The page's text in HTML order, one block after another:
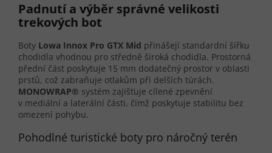
Padnutí a výběr správné velikosti
trekových bot
Boty Lowa Innox Pro GTX Mid přinášejí standardní šířku
chodidla vhodnou pro středně široká chodidla. Prostorná
přední část poskytuje 15 mm dodatečný prostor v oblasti
prstů, což zabraňuje otlakům při delších túrách.
MONOWRAP® systém zajišťuje cílené zpevnění
v mediální a laterální části, čímž poskytuje stabilitu bez
omezení pohybu.
Pohodlné turistické boty pro náročný terén